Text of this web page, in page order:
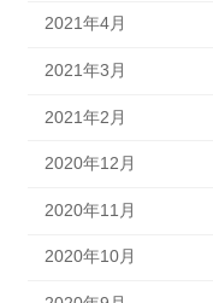
2021年4月
2021年3月
2021年2月
2020年12月
2020年11月
2020年10月